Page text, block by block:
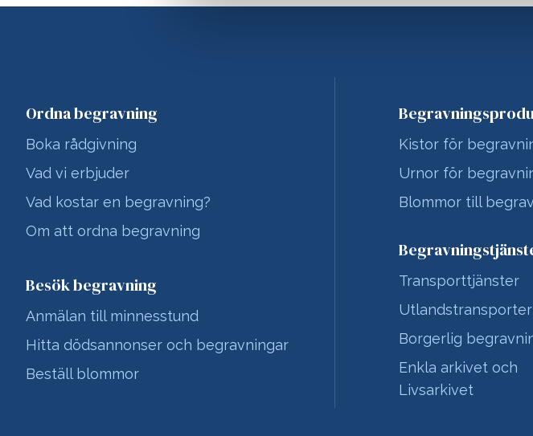
Ordna begravning
Boka rådgivning
Vad vi erbjuder
Vad kostar en begravning?
Om att ordna begravning
Besök begravning
Anmälan till minnesstund
Hitta dödsannonser och begravningar
Beställ blommor
Kistor för
Urnor för
Blommor till
Transporttjänster
Utlandstransporter
Borgerlig
Enkla arkivet och
Livsarkivet